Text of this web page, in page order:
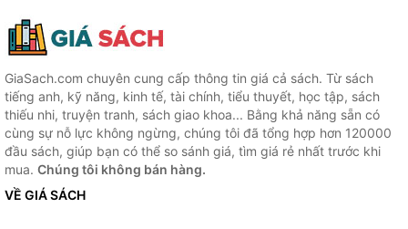
GiaSach.com chuyên cung cấp thông tin giá cả sách. Từ sách
tiếng anh, kỹ năng, kinh tế, tài chính, tiểu thuyết, học tập, sách
thiếu nhi, truyện tranh, sách giao khoa... Bằng khả năng sẵn có
cùng sự nỗ lực không ngừng, chúng tôi đã tổng hợp hơn 120000
đầu sách, giúp bạn có thể so sánh giá, tìm giá rẻ nhất trước khi
mua. Chúng tôi không bán hàng.
VỀ GIÁ SÁCH